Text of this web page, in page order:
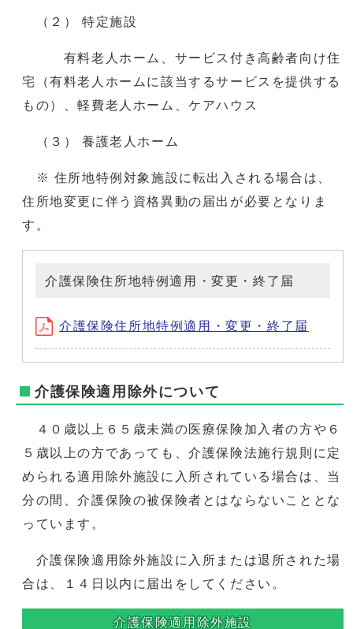
（２） 特定施設
有料老人ホーム、サービス付き高齢者向け住
宅（有料老人ホームに該当するサービスを提供する
もの）、軽費老人ホーム、ケアハウス
（３） 養護老人ホーム
※ 住所地特例対象施設に転出入される場合は、
住所地変更に伴う資格異動の届出が必要となりま
す。
介護保険住所地特例適用・変更・終了届
介護保険住所地特例適用・変更・終了届
介護保険適用除外について
４０歳以上６５歳未満の医療保険加入者の方や６
５歳以上の方であっても、介護保険法施行規則に定
められる適用除外施設に入所されている場合は、当
分の間、介護保険の被保険者とはならないこととな
っています。
介護保険適用除外施設に入所または退所された場
合は、１４日以内に届出をしてください。
介護保険適用除外施設